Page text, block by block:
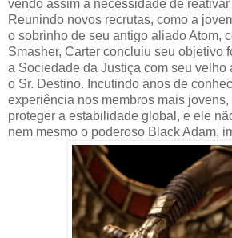
vendo assim a necessidade de
Reunindo novos recrutas, como a
o sobrinho de seu antigo aliado Atom,
Smasher, Carter concluiu seu objetivo
a Sociedade da Justiça com seu velho
o Sr. Destino. Incutindo anos de
experiência nos membros mais
proteger a estabilidade global, e ele
nem mesmo o poderoso Black Adam,